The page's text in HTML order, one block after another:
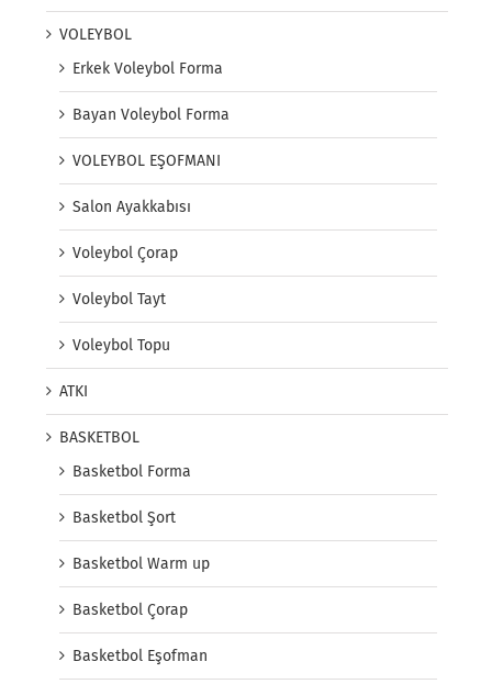
VOLEYBOL
Erkek Voleybol Forma
Bayan Voleybol Forma
VOLEYBOL EŞOFMANI
Salon Ayakkabısı
Voleybol Çorap
Voleybol Tayt
Voleybol Topu
ATKI
BASKETBOL
Basketbol Forma
Basketbol Şort
Basketbol Warm up
Basketbol Çorap
Basketbol Eşofman